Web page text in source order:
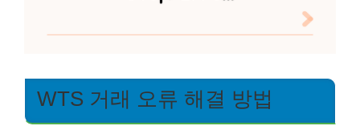
WTS 거래 오류 해결 방법